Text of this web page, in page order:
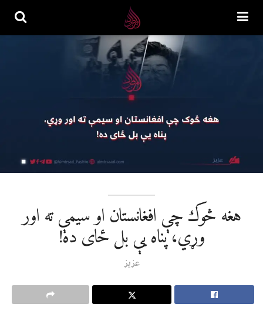
هغه څوک چې افغانستان او سیمې ته اور
وړي، پناه یې بل ځای ده!
عزیز